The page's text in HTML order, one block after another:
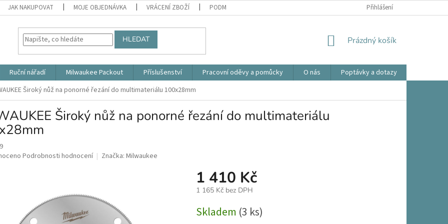
JAK NAKUPOVAT MOJE OBJEDNÁVKA VRÁCENÍ ZBOŽÍ PODMÍNKY OCHRANY OSOBNÍCH ÚDAJŮ OBCHODNÍ PODMÍNKY
Přihlášení
HLEDAT
NÁKUPNÍ
Prázdný košík
Ruční nářadí Milwaukee Packout Příslušenství Pracovní oděvy a pomůcky O nás Poptávky a dotazy
Široký nůž na ponorné řezání do multimateriálu 100x28mm
Široký nůž na ponorné řezání do multimateriálu
Podrobnosti hodnocení Značka: Milwaukee
1 410 Kč
1 165 Kč bez DPH
cena:
Skladem (3 ks)